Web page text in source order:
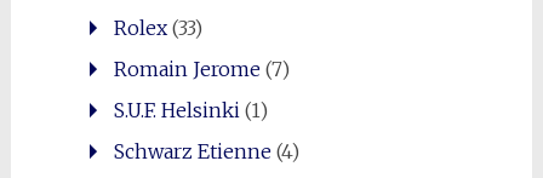
Rolex(33)
Romain Jerome(7)
S.U.F. Helsinki (1)
Schwarz Etienne(4)